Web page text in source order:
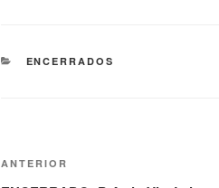
CATEGORIAS
ENCERRADOS
Navegação
Post
ANTERIOR